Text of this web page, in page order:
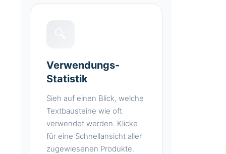
Verwendungs-
Statistik
Sieh auf einen Blick, welche
Textbausteine wie oft
verwendet werden. Klicke
für eine Schnellansicht aller
zugewiesenen Produkte.